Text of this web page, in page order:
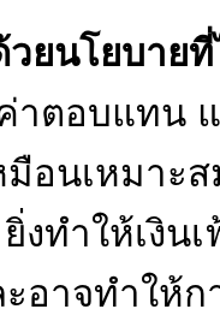
ยบายที่ไ
าตอบแทน
มือนเหมา
ทำให้เงิน
าจทำให้ก